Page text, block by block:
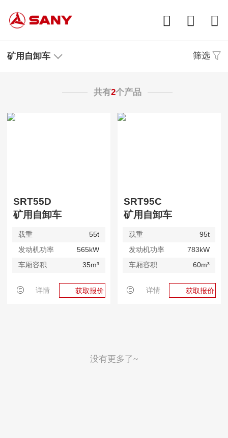
矿用自卸车 筛选
共有2个产品
SRT55D
矿用自卸车
载重
55t
发动机功率
565kW
车厢容积
35m³
详情 获取报价
SRT95C
矿用自卸车
载重
95t
发动机功率
783kW
车厢容积
60m³
详情 获取报价
没有更多了~